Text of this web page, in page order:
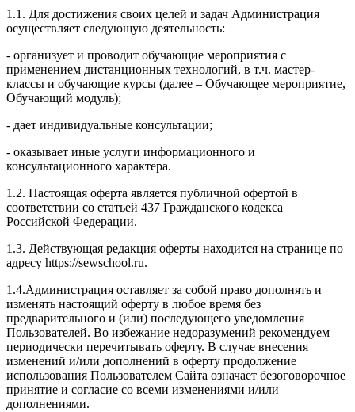
1.1. Для достижения своих целей и задач Администрация
осуществляет следующую деятельность:
- организует и проводит обучающие мероприятия с
применением дистанционных технологий, в т.ч. мастер-
классы и обучающие курсы (далее – Обучающее мероприятие,
Обучающий модуль);
- дает индивидуальные консультации;
- оказывает иные услуги информационного и
консультационного характера.
1.2. Настоящая оферта является публичной офертой в
соответствии со статьей 437 Гражданского кодекса
Российской Федерации.
1.3. Действующая редакция оферты находится на странице по
адресу https://sewschool.ru.
1.4.Администрация оставляет за собой право дополнять и
изменять настоящий оферту в любое время без
предварительного и (или) последующего уведомления
Пользователей. Во избежание недоразумений рекомендуем
периодически перечитывать оферту. В случае внесения
изменений и/или дополнений в оферту продолжение
использования Пользователем Сайта означает безоговорочное
принятие и согласие со всеми изменениями и/или
дополнениями.